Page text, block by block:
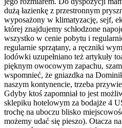
dużą łazienkę z przestronnym
wyposażony w klimatyzację, sejf,
której znajdujemy schłodzone
wszystko w cenie pobytu i
regularnie sprzątany, a ręczniki
lodówki uzupełniano też artykuły
pięknym owocowym zapachu,
wspomnieć, że gniazdka na
naszym kontynencie, trzeba
Gdyby ktoś zapomniał to jest
sklepiku hotelowym za bodajże 4
trochę na uboczu blisko
możemy udać się pieszo). Otacza